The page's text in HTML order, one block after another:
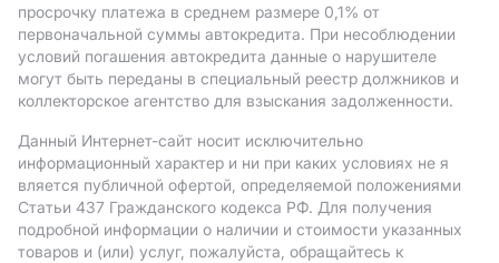
просрочку платежа в среднем размере 0,1% от
первоначальной суммы автокредита. При несоблюдении
условий погашения автокредита данные о нарушителе
могут быть переданы в специальный реестр должников и
коллекторское агентство для взыскания задолженности.
Данный Интернет-сайт носит исключительно
информационный характер и ни при каких условиях не я
вляется публичной офертой, определяемой положениями
Статьи 437 Гражданского кодекса РФ. Для получения
подробной информации о наличии и стоимости указанных
товаров и (или) услуг, пожалуйста, обращайтесь к